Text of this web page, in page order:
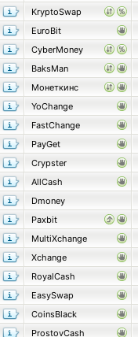
KryptoSwap
EuroBit
CyberMoney
BaksMan
Монеткинс
YoChange
FastChange
PayGet
Crypster
AllCash
Dmoney
Paxbit
MultiXchange
Xchange
RoyalCash
EasySwap
CoinsBlack
ProstovCash